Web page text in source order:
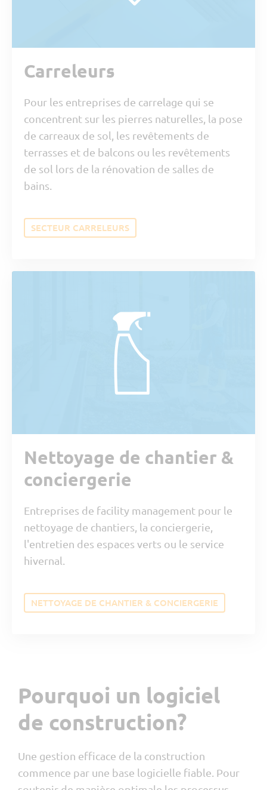
Carreleurs
Pour les entreprises de carrelage qui se
concentrent sur les pierres naturelles, la pose
de carreaux de sol, les revêtements de
terrasses et de balcons ou les revêtements
de sol lors de la rénovation de salles de
bains.
SECTEUR CARRELEURS
Nettoyage de chantier &
conciergerie
Entreprises de facility management pour le
nettoyage de chantiers, la conciergerie,
l'entretien des espaces verts ou le service
hivernal.
NETTOYAGE DE CHANTIER & CONCIERGERIE
Pourquoi un logiciel
de construction?
Une gestion efficace de la construction
commence par une base logicielle fiable. Pour